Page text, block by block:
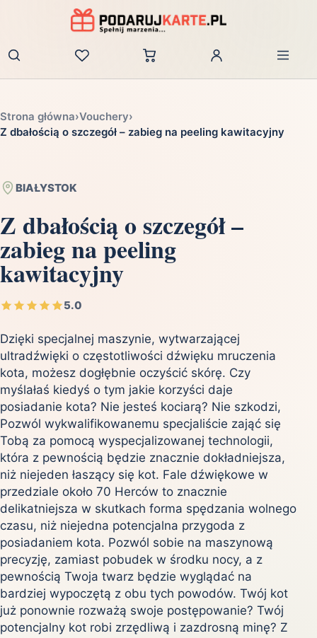
Zaloguj
Strona główna›Vouchery›
Z dbałością o szczegół – zabieg na peeling kawitacyjny
BIAŁYSTOK
Z dbałością o szczegół –
zabieg na peeling
kawitacyjny
5.0
Dzięki specjalnej maszynie, wytwarzającej
ultradźwięki o częstotliwości dźwięku mruczenia
kota, możesz dogłębnie oczyścić skórę. Czy
myślałaś kiedyś o tym jakie korzyści daje
posiadanie kota? Nie jesteś kociarą? Nie szkodzi,
Pozwól wykwalifikowanemu specjaliście zająć się
Tobą za pomocą wyspecjalizowanej technologii,
która z pewnością będzie znacznie dokładniejsza,
niż niejeden łaszący się kot. Fale dźwiękowe w
przedziale około 70 Herców to znacznie
delikatniejsza w skutkach forma spędzania wolnego
czasu, niż niejedna potencjalna przygoda z
posiadaniem kota. Pozwól sobie na maszynową
precyzję, zamiast pobudek w środku nocy, a z
pewnością Twoja twarz będzie wyglądać na
bardziej wypoczętą z obu tych powodów. Twój kot
już ponownie rozważą swoje postępowanie? Twój
potencjalny kot robi zrzędliwą i zazdrosną minę? Z